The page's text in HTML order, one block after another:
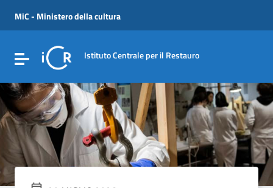
Vai al menu di navigazione
Vai al footer
MiC - Ministero della cultura
Attiva / disattiva la navigazione
Istituto Centrale per il Restauro